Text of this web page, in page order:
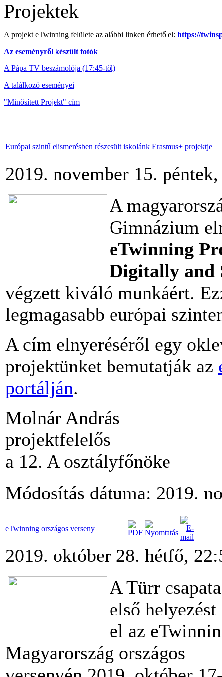
Projektek
A projekt eTwinning felülete az alábbi linken érhető el: https://
Az eseményről készült fotók
A Pápa TV beszámolója (17:45-től)
A találkozó eseményei
"Minősített Projekt" cím
Európai szintű elismerésben részesült iskolánk Erasmus+ projektje
2019. november 15.
A
Gimnázium
eTwinning
Digitally and
végzett kiváló munkáért.
legmagasabb európai
A cím elnyeréséről egy
projektünket bemutatják az
portálján.
Molnár András
projektfelelős
a 12. A osztályfőnöke
Módosítás dátuma: 2019.
eTwinning országos verseny
2019. október 28. hétfő,
A Türr csapata
első helyezést
el az
Magyarország országos